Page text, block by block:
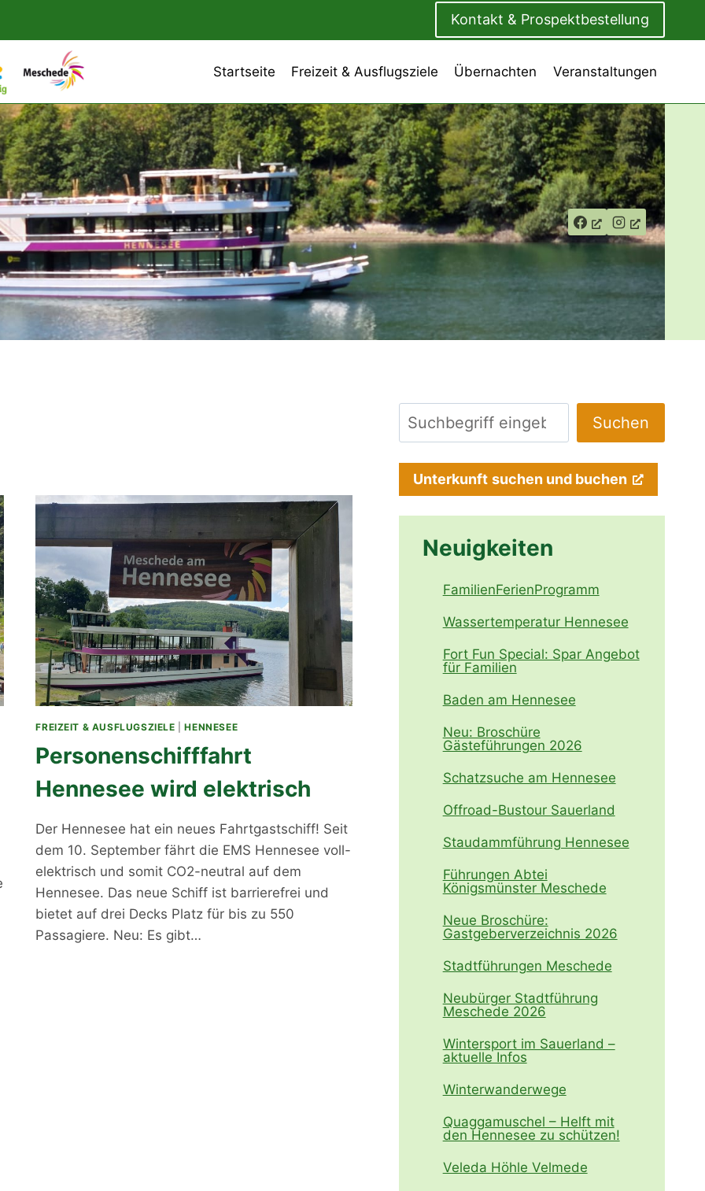
Kontakt & Prospektbestellung
Startseite Freizeit & Ausflugsziele Übernachten Veranstaltungen
FREIZEIT & AUSFLUGSZIELE |HENNESEE
Personenschifffahrt
Hennesee wird elektrisch
Der Hennesee hat ein neues Fahrtgastschiff! Seit
dem 10. September fährt die EMS Hennesee voll-
elektrisch und somit CO2-neutral auf dem
Hennesee. Das neue Schiff ist barrierefrei und
bietet auf drei Decks Platz für bis zu 550
Passagiere. Neu: Es gibt…
Suchen
Suchen
Unterkunft suchen und buchen
Neuigkeiten
FamilienFerienProgramm
Wassertemperatur Hennesee
Fort Fun Special: Spar Angebot
für Familien
Baden am Hennesee
Neu: Broschüre
Gästeführungen 2026
Schatzsuche am Hennesee
Offroad-Bustour Sauerland
Staudammführung Hennesee
Führungen Abtei
Königsmünster Meschede
Neue Broschüre:
Gastgeberverzeichnis 2026
Stadtführungen Meschede
Neubürger Stadtführung
Meschede 2026
Wintersport im Sauerland –
aktuelle Infos
Winterwanderwege
Quaggamuschel – Helft mit
den Hennesee zu schützen!
Veleda Höhle Velmede